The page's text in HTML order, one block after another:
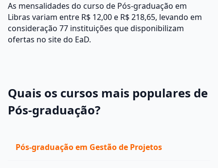
As mensalidades do curso de Pós-graduação em
Libras variam entre R$ 12,00 e R$ 218,65, levando em
consideração 77 instituições que disponibilizam
ofertas no site do EaD.
Quais os cursos mais populares de
Pós-graduação?
Pós-graduação em Gestão de Projetos